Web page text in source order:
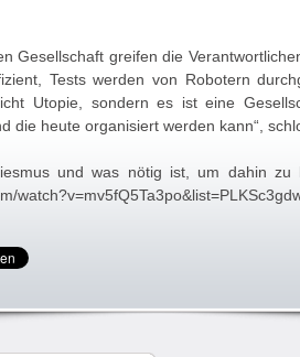
Gesellschaft greifen die
Tests werden von Robotern
Utopie, sondern es ist eine
die heute organisiert werden kann“,
und was nötig ist, um dahin zu